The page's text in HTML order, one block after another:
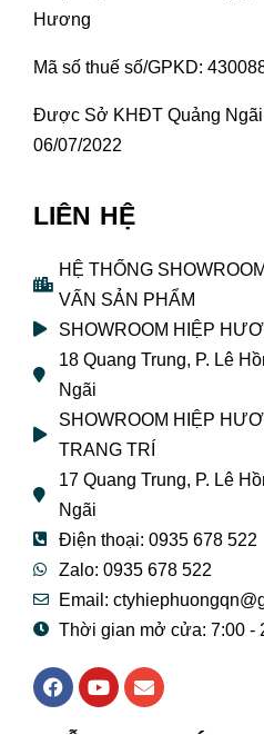
Hương
Mã số thuế số/GPKD:
Được Sở KHĐT Quảng Ngãi
06/07/2022
LIÊN HỆ
HỆ THỐNG
VẤN SẢN PHẨM
SHOWROOM HIỆP
18 Quang Trung, P. Lê
Ngãi
SHOWROOM HIỆP
TRANG TRÍ
17 Quang Trung, P. Lê
Ngãi
Điện thoại: 0935 678 522
Zalo: 0935 678 522
Email:
Thời gian mở cửa: 7:00 -
F
a
Y
o
E
n